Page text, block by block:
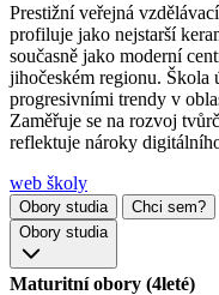
Prestižní veřejná
profiluje jako nejstarší
současně jako moderní
jihočeském regionu. Škola
progresivními trendy v
Zaměřuje se na rozvoj
reflektuje nároky
web školy
Obory studia Chci sem?
Obory studia
Maturitní obory (4leté)